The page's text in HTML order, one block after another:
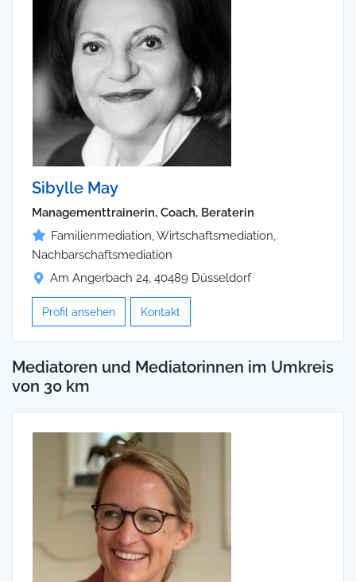
Sibylle May
Managementtrainerin, Coach, Beraterin
Familienmediation, Wirtschaftsmediation,
Nachbarschaftsmediation
Am Angerbach 24, 40489 Düsseldorf
Profil ansehen Kontakt
Mediatoren und Mediatorinnen im Umkreis
von 30 km